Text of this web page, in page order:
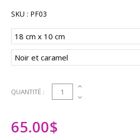
SKU : PF03
QUANTITÉ : 1
65.00$